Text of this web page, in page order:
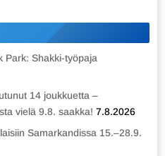
Park: Shakki-työpaja
14 joukkuetta –
vielä 9.8. saakka! 7.8.2026
Samarkandissa 15.–28.9.